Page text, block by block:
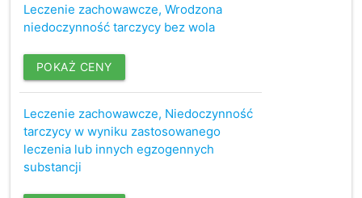
Leczenie zachowawcze, Wrodzona
niedoczynność tarczycy bez wola
POKAŻ CENY
Leczenie zachowawcze, Niedoczynność
tarczycy w wyniku zastosowanego
leczenia lub innych egzogennych
substancji